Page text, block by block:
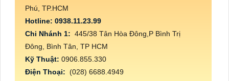
Phú, TP.HCM
Hotline: 0938.11.23.99
Chi Nhánh 1: 445/38 Tân Hòa Đông,P Bình Trị
Đông, Bình Tân, TP HCM
Kỹ Thuật: 0906.855.330
Điện Thoại: (028) 6688.4949